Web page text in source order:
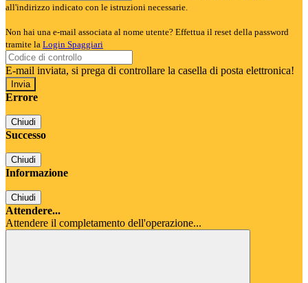
all'indirizzo indicato con le istruzioni necessarie.
Non hai una e-mail associata al nome utente? Effettua il reset della password
tramite la Login Spaggiari
E-mail inviata, si prega di controllare la casella di posta elettronica!
Errore
Chiudi
Successo
Chiudi
Informazione
Chiudi
Attendere...
Attendere il completamento dell'operazione...